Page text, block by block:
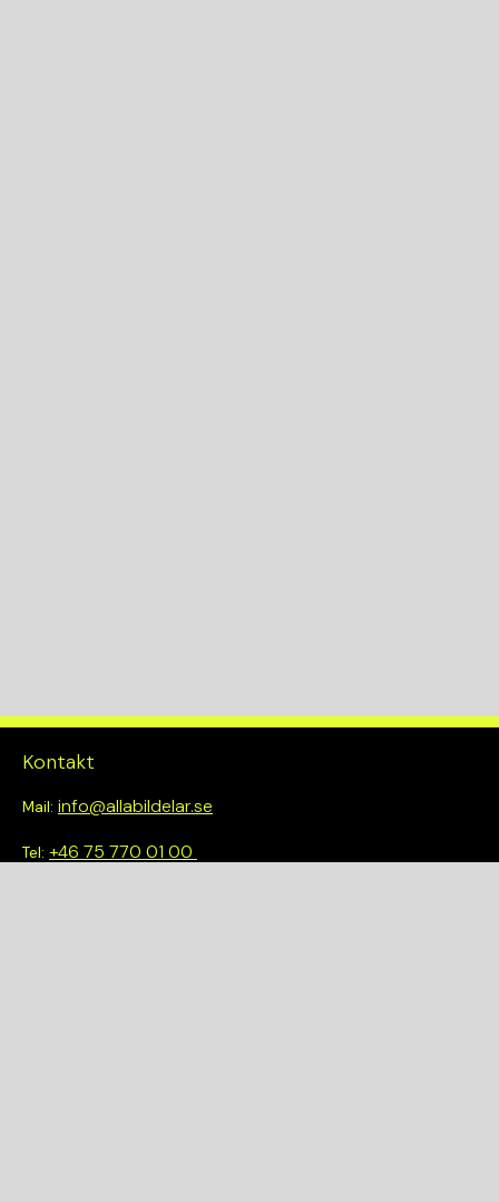
Kontakt
Mail: info@allabildelar.se
Tel: +46 75 770 01 00